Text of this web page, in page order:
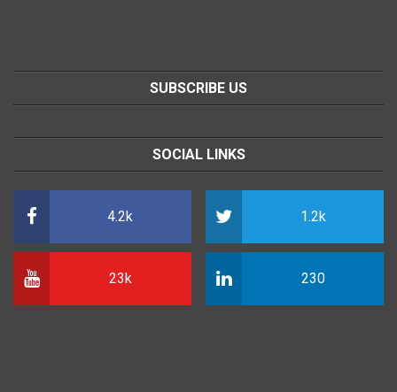
SUBSCRIBE US
SOCIAL LINKS
4.2k 1.2k
23k 230